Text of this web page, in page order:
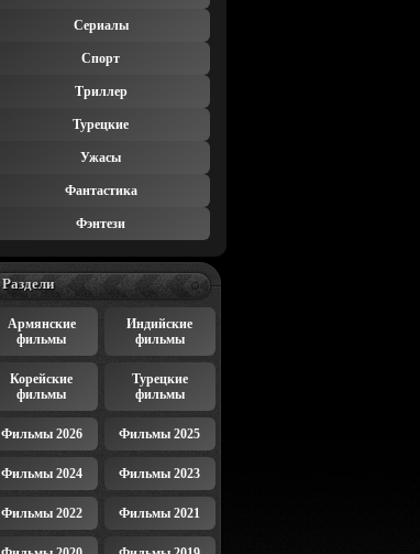
Сериалы
Спорт
Триллер
Турецкие
Ужасы
Фантастика
Фэнтези
Раздели
Армянские
фильмы
Индийские
фильмы
Корейские
фильмы
Турецкие
фильмы
Фильмы 2026 Фильмы 2025
Фильмы 2024 Фильмы 2023
Фильмы 2022 Фильмы 2021